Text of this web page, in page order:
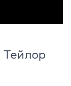
Тейлор